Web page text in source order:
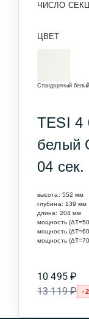
ЧИСЛО
ЦВЕТ
Стандартный
TESI 4
белый
04 сек.
высота: 552 мм
глубина: 139 мм
длина: 204мм
мощность
мощность
мощность
10 495 ₽
13 119 ₽
-